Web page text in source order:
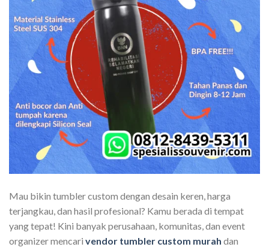
Mau bikin tumbler custom dengan desain keren, harga
terjangkau, dan hasil profesional? Kamu berada di tempat
yang tepat! Kini banyak perusahaan, komunitas, dan event
organizer mencari vendor tumbler custom murah dan